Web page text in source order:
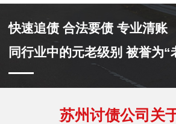
快速追债 合法要债 专业清账
同行业中的元老级别 被誉为“
苏州讨债公司关